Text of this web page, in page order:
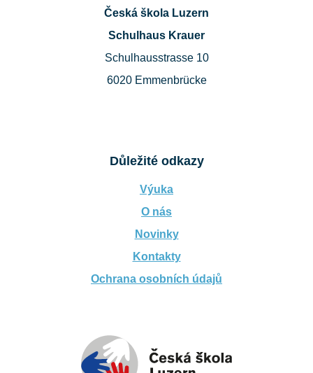
Česká škola Luzern
Schulhaus Krauer
Schulhausstrasse 10
6020 Emmenbrücke
Důležité odkazy
Výuka
O nás
Novinky
Kontakty
Ochrana osobních údajů